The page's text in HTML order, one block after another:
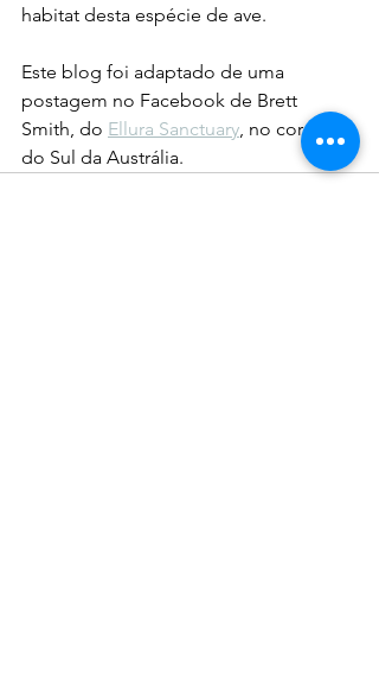
habitat desta espécie de ave.
Este blog foi adaptado de uma
postagem no Facebook de Brett
Smith, do Ellura Sanctuary, no coração
do Sul da Austrália.